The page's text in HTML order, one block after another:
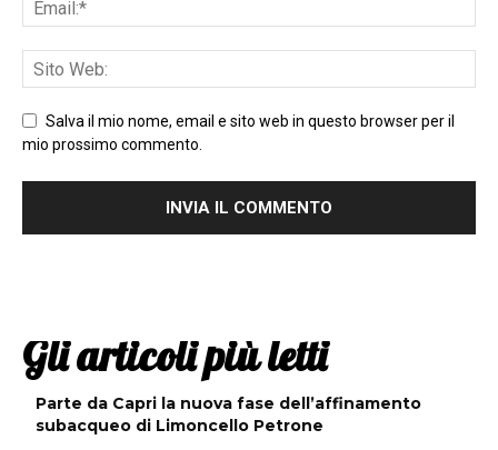
Salva il mio nome, email e sito web in questo browser per il
mio prossimo commento.
Gli articoli più letti
Parte da Capri la nuova fase dell’affinamento
subacqueo di Limoncello Petrone